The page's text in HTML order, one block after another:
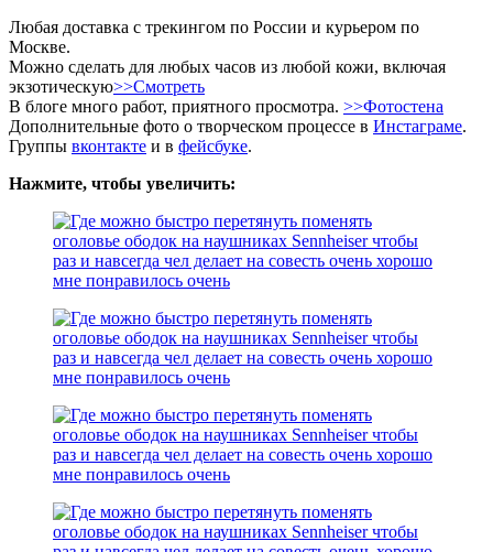
Любая доставка с трекингом по России и курьером по
Москве.
Можно сделать для любых часов из любой кожи, включая
экзотическую>>Смотреть
В блоге много работ, приятного просмотра. >>Фотостена
Дополнительные фото о творческом процессе в Инстаграме.
Группы вконтакте и в фейсбуке.
Нажмите, чтобы увеличить: